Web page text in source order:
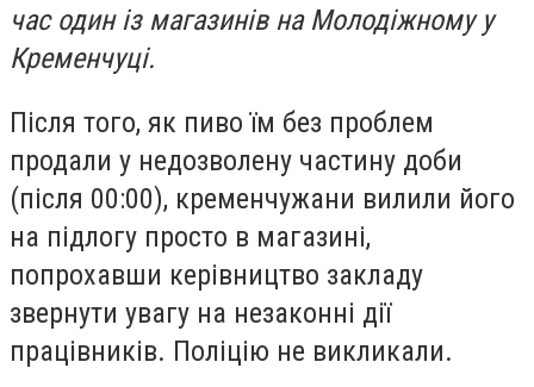
час один із магазинів на Молодіжному у
Кременчуці.
Після того, як пиво їм без проблем
продали у недозволену частину доби
(після 00:00), кременчужани вилили його
на підлогу просто в магазині,
попрохавши керівництво закладу
звернути увагу на незаконні дії
працівників. Поліцію не викликали.